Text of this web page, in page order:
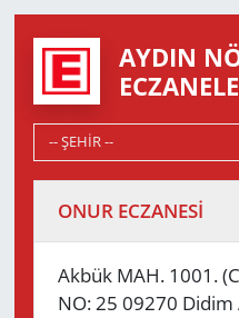
AYDIN
ONUR ECZANESİ
Akbük MAH. 1001.
NO: 25 09270 Didim